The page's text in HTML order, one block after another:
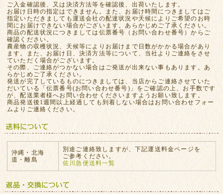
ご入金確認後、又は決済方法等を確認後、出荷いたします。
お届け日時の指定はできません。また、お届け時間につきましてはご
指定いただきましても運送会社の配達状況や天候によりご希望のお時
間にお届けできない場合がございます。あらかじめご了承ください。
商品の配送状況につきましては伝票番号（お問い合わせ番号）からご
確認ください。
農産物の収穫状況、天候等によりお届けまで日数がかかる場合があり
ます。また、お届け日、決済方法等について、当社よりご連絡をさせ
ていただく場合がございます。
その際、ご連絡がつかない場合はご発送が出来ない事もあります。あ
らかじめご了承ください。
発送が完了しているものにつきましては、当店からご連絡させていた
だいている「伝票番号(お問い合わせ番号)」をご確認の上、お手数です
が、配送業者様へお問い合わせくださいますようお願い致します。
商品発送後1週間以上経過しても到着しない場合はお問い合わせフォー
ムよりご連絡ください。
沖縄・北海
道・離島
別途ご連絡致しますが、下記運送料金ページを
ご参考ください。
佐川急便送料一覧